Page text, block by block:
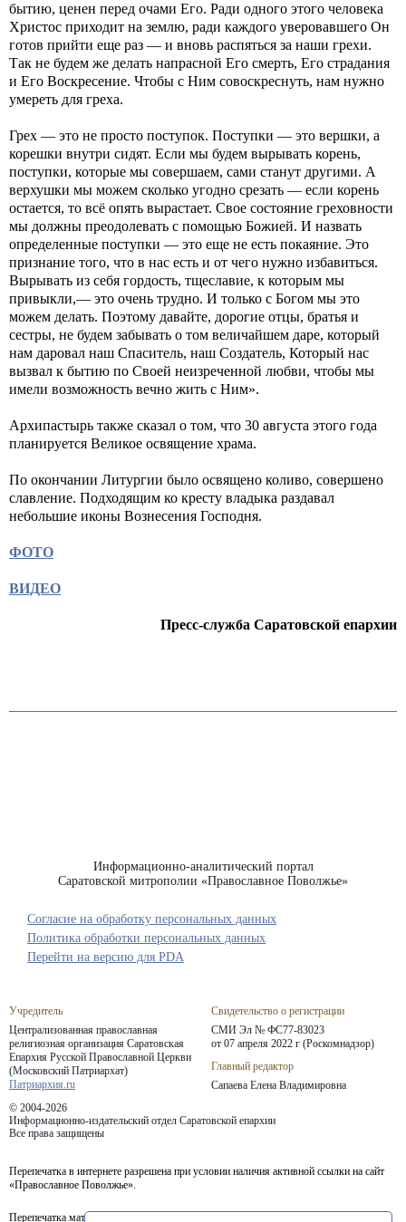
бытию, ценен перед очами Его. Ради одного этого человека
Христос приходит на землю, ради каждого уверовавшего Он
готов прийти еще раз — и вновь распяться за наши грехи.
Так не будем же делать напрасной Его смерть, Его страдания
и Его Воскресение. Чтобы с Ним совоскреснуть, нам нужно
умереть для греха.
Грех — это не просто поступок. Поступки — это вершки, а
корешки внутри сидят. Если мы будем вырывать корень,
поступки, которые мы совершаем, сами станут другими. А
верхушки мы можем сколько угодно срезать — если корень
остается, то всё опять вырастает. Свое состояние греховности
мы должны преодолевать с помощью Божией. И назвать
определенные поступки — это еще не есть покаяние. Это
признание того, что в нас есть и от чего нужно избавиться.
Вырывать из себя гордость, тщеславие, к которым мы
привыкли,— это очень трудно. И только с Богом мы это
можем делать. Поэтому давайте, дорогие отцы, братья и
сестры, не будем забывать о том величайшем даре, который
нам даровал наш Спаситель, наш Создатель, Который нас
вызвал к бытию по Своей неизреченной любви, чтобы мы
имели возможность вечно жить с Ним».
Архипастырь также сказал о том, что 30 августа этого года
планируется Великое освящение храма.
По окончании Литургии было освящено коливо, совершено
славление. Подходящим ко кресту владыка раздавал
небольшие иконы Вознесения Господня.
ФОТО
ВИДЕО
Пресс-служба Саратовской епархии
Информационно-аналитический портал
Саратовской митрополии «Православное Поволжье»
Учредитель
Централизованная православная
религиозная организация Саратовская
Епархия Русской Православной Церкви
(Московский Патриархат)
Патриархия.ru
Свидетельство о регистрации
СМИ Эл № ФС77-83023
от 07 апреля 2022 г (Роскомнадзор)
Главный редактор
Сапаева Елена Владимировна
© 2004-2026
Информационно-издательский отдел Саратовской епархии
Все права защищены
Согласие на обработку персональных данных
Политика обработки персональных данных
Перепечатка в интернете разрешена при условии наличия активной ссылки на сайт
«Православное Поволжье».
Перепечатка материалов портала в печатных изданиях (книгах, прессе) возможна
Перейти на версию для PDA